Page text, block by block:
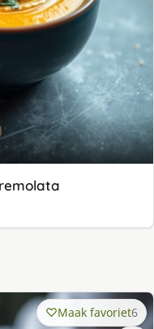
Maak favoriet6